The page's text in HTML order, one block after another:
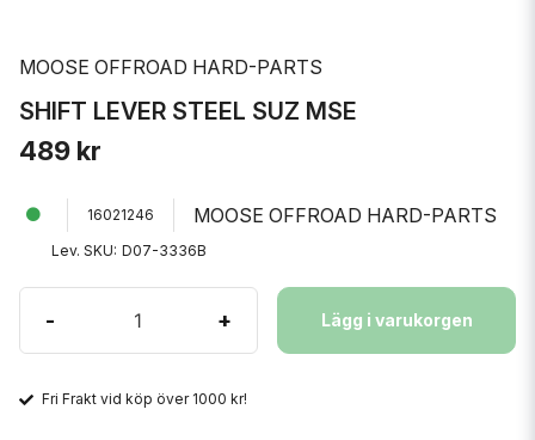
MOOSE OFFROAD HARD-PARTS
SHIFT LEVER STEEL SUZ MSE
489 kr
16021246 MOOSE OFFROAD HARD-PARTS
Lev. SKU: D07-3336B
- + Lägg i varukorgen
Fri Frakt vid köp över 1000 kr!